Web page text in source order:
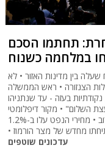
תחתמו הסכם
במלחמה כשנוח
בין מדינות האזור • לא
הצנזורה • ראש הממשלה
בעזה - עד שנתניהו
הנקודות של מועצת השלום" • מקור דיפלומטי
לבנוני: אין תוכניות למו"מ בין לבנון לישראל בקרוב • מחירי הנפט עלו ב-1.2%
מחדש של מצר הורמוז •
עדכונים שוטפים